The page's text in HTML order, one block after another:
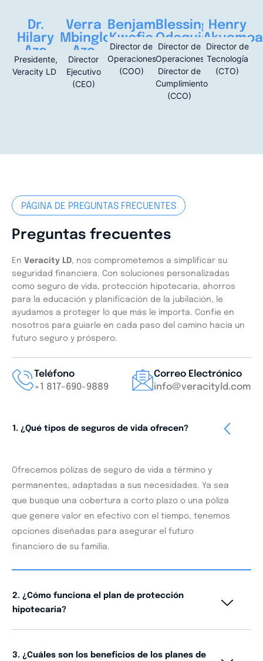
Dr.
Hilary
Aza
Presidente,
Veracity LD
Verra
Mbinglo
Aza
Director
Ejecutivo
(CEO)
Benjamin
Kwofie
Director de
Operaciones
(COO)
Blessing
Odogujeh
Director de
Operaciones,
Director de
Cumplimiento
(CCO)
Henry
Director de
Tecnología
(CTO)
1. ¿Qué tipos de seguros de vida ofrecen?
Ofrecemos pólizas de seguro de vida a término y
permanentes, adaptadas a sus necesidades. Ya sea
que busque una cobertura a corto plazo o una póliza
que genere valor en efectivo con el tiempo, tenemos
opciones diseñadas para asegurar el futuro
financiero de su familia.
2. ¿Cómo funciona el plan de protección
hipotecaria?
3. ¿Cuáles son los beneficios de los planes de
PÁGINA DE PREGUNTAS FRECUENTES
Preguntas frecuentes
En Veracity LD, nos comprometemos a simplificar su
seguridad financiera. Con soluciones personalizadas
como seguro de vida, protección hipotecaria, ahorros
para la educación y planificación de la jubilación, le
ayudamos a proteger lo que más le importa. Confíe en
nosotros para guiarle en cada paso del camino hacia un
futuro seguro y próspero.
Teléfono
+1 817-690-9889
Correo Electrónico
info@veracityld.com